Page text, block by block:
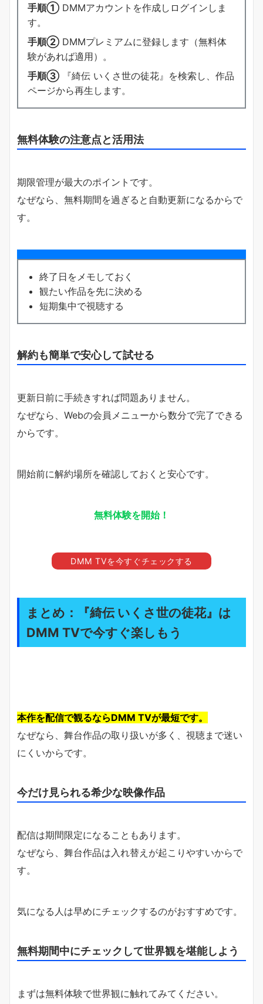
手順① DMMアカウントを作成しログインしま
す。
手順② DMMプレミアムに登録します（無料体
験があれば適用）。
手順③ 『綺伝 いくさ世の徒花』を検索し、作品
ページから再生します。
無料体験の注意点と活用法
期限管理が最大のポイントです。
なぜなら、無料期間を過ぎると自動更新になるからで
す。
終了日をメモしておく
観たい作品を先に決める
短期集中で視聴する
解約も簡単で安心して試せる
更新日前に手続きすれば問題ありません。
なぜなら、Webの会員メニューから数分で完了できる
からです。
開始前に解約場所を確認しておくと安心です。
無料体験を開始！
DMM TVを今すぐチェックする
まとめ：『綺伝 いくさ世の徒花』は
DMM TVで今すぐ楽しもう
本作を配信で観るならDMM TVが最短です。
なぜなら、舞台作品の取り扱いが多く、視聴まで迷い
にくいからです。
今だけ見られる希少な映像作品
配信は期間限定になることもあります。
なぜなら、舞台作品は入れ替えが起こりやすいからで
す。
気になる人は早めにチェックするのがおすすめです。
無料期間中にチェックして世界観を堪能しよう
まずは無料体験で世界観に触れてみてください。